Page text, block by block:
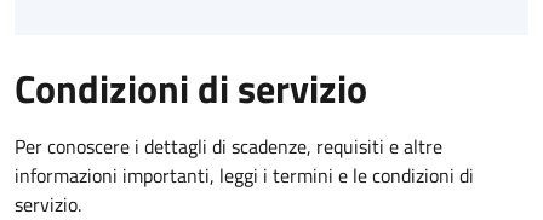
Condizioni di servizio
Per conoscere i dettagli di scadenze, requisiti e altre
informazioni importanti, leggi i termini e le condizioni di
servizio.